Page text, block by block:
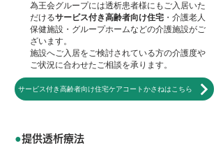
為王会グループには透析患者様にもご入居いた
だけるサービス付き高齢者向け住宅 ・介護老人
保健施設・グループホームなどの介護施設がご
ざいます。
施設へご入居をご検討されている方の介護度や
ご状況に合わせたご相談を承ります。
サービス付き高齢者向け住宅ケアコートかさねはこちら
●提供透析療法